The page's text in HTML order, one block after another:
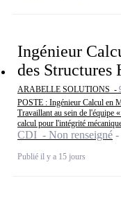
Ingénieur
des Structures
ARABELLE SOLUTIONS -
POSTE : Ingénieur Calcul en
Travaillant au sein de l'équipe
calcul pour l'intégrité
CDI - Non renseigné
Publié il y a 15 jours